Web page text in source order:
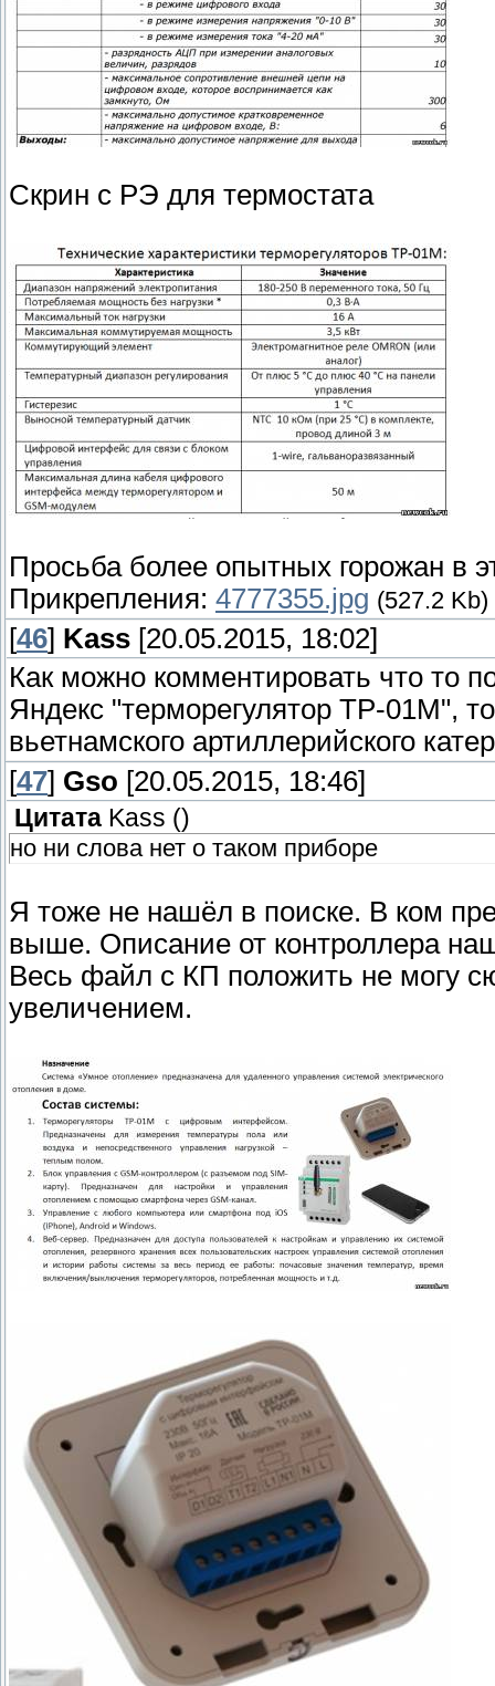
Скрин с РЭ для термостата
Просьба более опытных горожан в
Прикрепления: 4777355.jpg (527.2 Kb)
[46] Kass [20.05.2015, 18:02]
Как можно комментировать что то
Яндекс "терморегулятор ТР-01М",
вьетнамского артиллерийского
[47] Gso [20.05.2015, 18:46]
Цитата Kass ()
но ни слова нет о таком приборе
Я тоже не нашёл в поиске. В ком
выше. Описание от контроллера
Весь файл с КП положить не могу
увеличением.